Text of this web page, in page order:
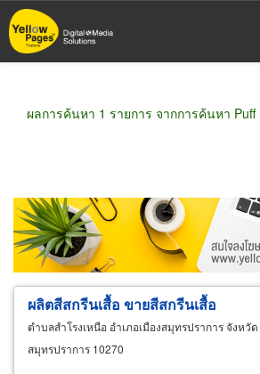
ข้าม
ไป
ผลการค้นหา 1 รายการ จากการค้นหา Puff
ขายส่ง ขายปลีก ผู้ผลิต
ผู้ส่งออก/นำเข้า
ธุรกิจบริการ
ผลิตสีสกรีนเสื้อ ขายสีสกรีนเสื้อ
ตำบลสำโรงเหนือ อำเภอเมืองสมุทรปราการ จังหวัด
สมุทรปราการ 10270